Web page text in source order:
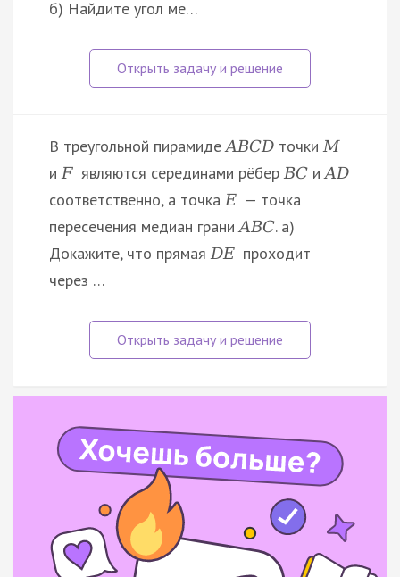
б) Найдите угол ме…
В треугольной пирамидеABCD точкиM
иF являются серединами рёберBC иAD
соответственно, а точкаE — точка
пересечения медиан граниABC. а)
Докажите, что прямаяDE проходит
через …